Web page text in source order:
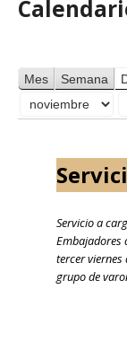
Mes Semana
Mes
Día
Año
Servicio a
Embajadores
tercer viernes
grupo de